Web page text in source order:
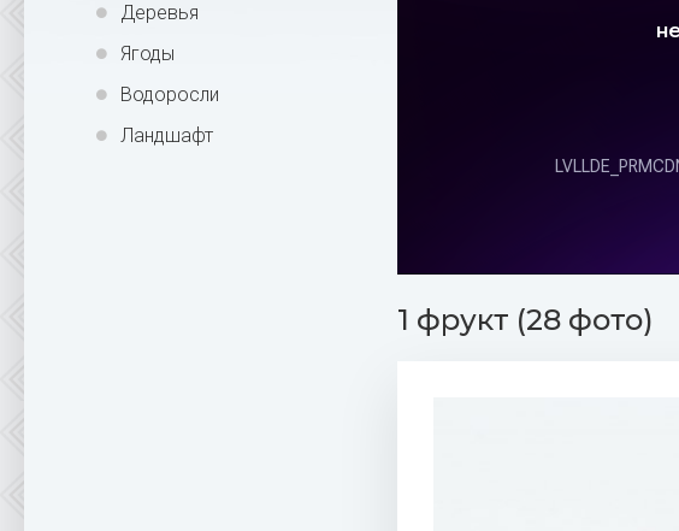
Деревья
Ягоды
Водоросли
Ландшафт
1 фрукт (28 фото)